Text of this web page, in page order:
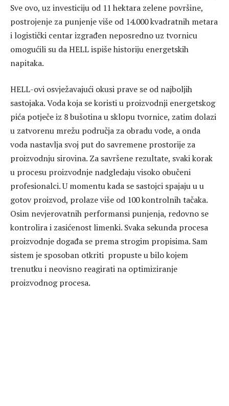
Sve ovo, uz investiciju od 11 hektara zelene površine,
postrojenje za punjenje više od 14.000 kvadratnih metara
i logistički centar izgrađen neposredno uz tvornicu
omogućili su da HELL ispiše historiju energetskih
napitaka.
HELL-ovi osvježavajući okusi prave se od najboljih
sastojaka. Voda koja se koristi u proizvodnji energetskog
pića potječe iz 8 bušotina u sklopu tvornice, zatim dolazi
u zatvorenu mrežu područja za obradu vode, a onda
voda nastavlja svoj put do savremene prostorije za
proizvodnju sirovina. Za savršene rezultate, svaki korak
u procesu proizvodnje nadgledaju visoko obučeni
profesionalci. U momentu kada se sastojci spajaju u u
gotov proizvod, prolaze više od 100 kontrolnih tačaka.
Osim nevjerovatnih performansi punjenja, redovno se
kontrolira i zasićenost limenki. Svaka sekunda procesa
proizvodnje događa se prema strogim propisima. Sam
sistem je sposoban otkriti propuste u bilo kojem
trenutku i neovisno reagirati na optimiziranje
proizvodnog procesa.